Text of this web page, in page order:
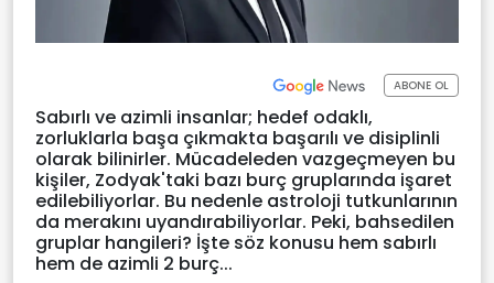
ABONE OL
Sabırlı ve azimli insanlar; hedef odaklı,
zorluklarla başa çıkmakta başarılı ve disiplinli
olarak bilinirler. Mücadeleden vazgeçmeyen bu
kişiler, Zodyak'taki bazı burç gruplarında işaret
edilebiliyorlar. Bu nedenle astroloji tutkunlarının
da merakını uyandırabiliyorlar. Peki, bahsedilen
gruplar hangileri? İşte söz konusu hem sabırlı
hem de azimli 2 burç...